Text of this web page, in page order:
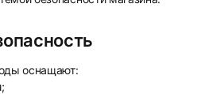
оснащают: